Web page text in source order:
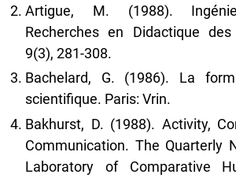
Artigue, M. (1988).
Recherches en Didactique
9(3), 281-308.
Bachelard, G. (1986). La
scientifique. Paris: Vrin.
Bakhurst, D. (1988). Activity,
Communication. The Quarterly
Laboratory of Comparative